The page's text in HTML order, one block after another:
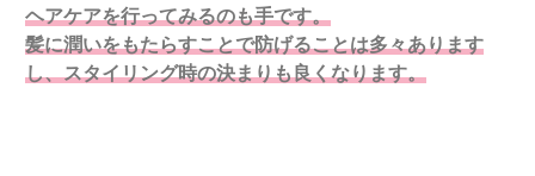
ヘアケアを行ってみるのも手です。
髪に潤いをもたらすことで防げることは多々あります
し、スタイリング時の決まりも良くなります。